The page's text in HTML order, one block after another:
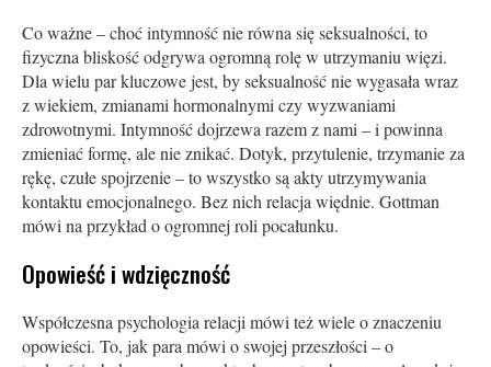
Co ważne – choć intymność nie równa się seksualności, to
fizyczna bliskość odgrywa ogromną rolę w utrzymaniu więzi.
Dla wielu par kluczowe jest, by seksualność nie wygasała wraz
z wiekiem, zmianami hormonalnymi czy wyzwaniami
zdrowotnymi. Intymność dojrzewa razem z nami – i powinna
zmieniać formę, ale nie znikać. Dotyk, przytulenie, trzymanie za
rękę, czułe spojrzenie – to wszystko są akty utrzymywania
kontaktu emocjonalnego. Bez nich relacja więdnie. Gottman
mówi na przykład o ogromnej roli pocałunku.
Opowieść i wdzięczność
Współczesna psychologia relacji mówi też wiele o znaczeniu
opowieści. To, jak para mówi o swojej przeszłości – o